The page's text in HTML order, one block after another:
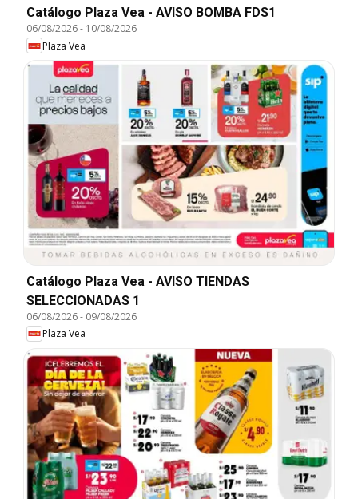
Catálogo Plaza Vea - AVISO BOMBA FDS1
06/08/2026- 10/08/2026
Plaza Vea
Catálogo Plaza Vea - AVISO TIENDAS
SELECCIONADAS 1
06/08/2026- 09/08/2026
Plaza Vea